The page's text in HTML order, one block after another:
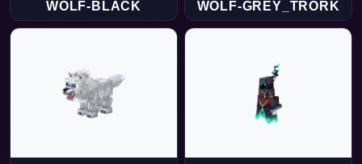
WOLF-BLACK WOLF-GREY_TRORK